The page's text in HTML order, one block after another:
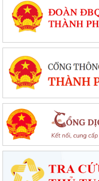
Thông báo tuyển sinh trình
Trường Cao đẳng Kỹ thuật Hải
Tổ đại biểu số 09 HĐND thành
thường lệ giữa năm 2026
Đặc khu Cát Hải triển khai
dụng điện giai đoạn 2026 -
Khơi dậy tiềm năng, phát huy
Hải
Đặc khu Cát Hải quyết tâm
NQ/TU, tạo động lực tăng
Đặc khu Cát Hải đẩy mạnh
phá về khoa học, công nghệ